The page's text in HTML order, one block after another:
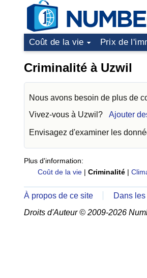
Coût de la vie Prix de
Criminalité à Uzwil
Nous avons besoin de plus de
Vivez-vous à Uzwil ? Ajouter
Envisagez d'examiner les
Plus d'information:
Coût de la vie | Criminalité |
À propos de ce site
Dans
Droits d'Auteur © 2009-2026